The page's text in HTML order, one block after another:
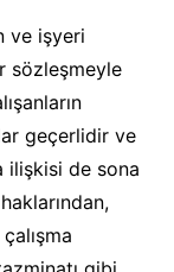
ve işyeri
sözleşmeyle
geçerlidir ve
ilişkisi de sona